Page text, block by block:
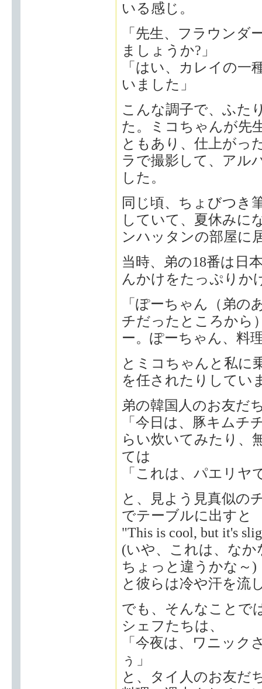
いる感じ。
「先生、フラウンダ
ましょうか?」
「はい、カレイの一
いました」
こんな調子で、ふた
た。ミコちゃんが先
ともあり、仕上がっ
ラで撮影して、アル
した。
同じ頃、ちょびつき
していて、夏休みに
ンハッタンの部屋に
当時、弟の18番は日
んかけをたっぷりか
「ぽーちゃん（弟
チだったところから
ー。ぽーちゃん、料
とミコちゃんと私に
を任されたりしてい
弟の韓国人のお友だ
「今日は、豚キムチ
らい炊いてみたり、
ては
「これは、パエリヤ
と、見よう見真似の
でテーブルに出すと
"This is cool, but it's
(いや、これは、な
ちょっと違うかな～)
と彼らは冷や汗を流
でも、そんなことで
シェフたちは、
「今夜は、ワニック
ぅ」
と、タイ人のお友だ